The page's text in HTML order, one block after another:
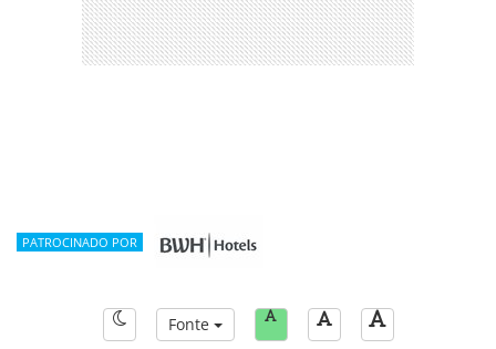
PATROCINADO POR
Fonte